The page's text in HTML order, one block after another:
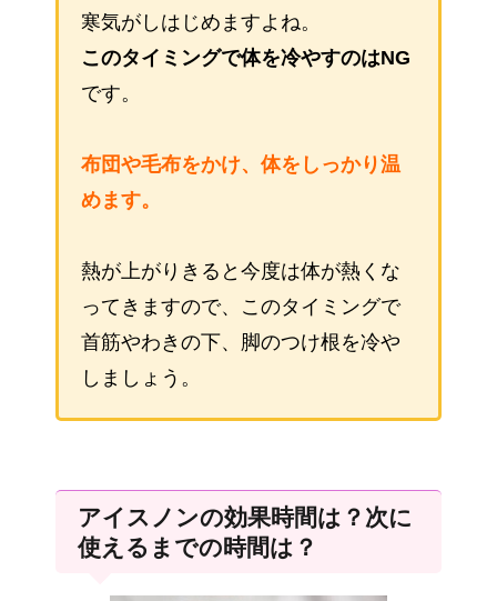
寒気がしはじめますよね。
このタイミングで体を冷やすのはNG
です。
布団や毛布をかけ、体をしっかり温
めます。
熱が上がりきると今度は体が熱くな
ってきますので、このタイミングで
首筋やわきの下、脚のつけ根を冷や
しましょう。
アイスノンの効果時間は？次に
使えるまでの時間は？